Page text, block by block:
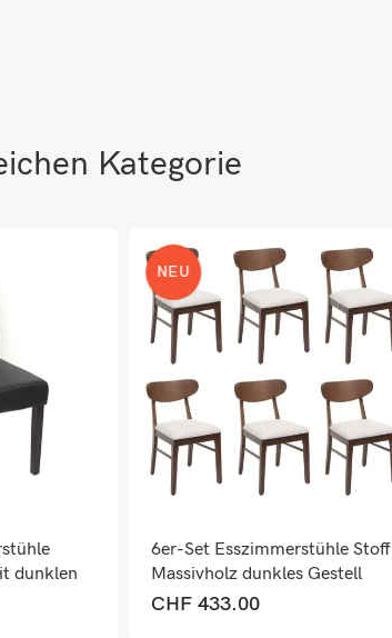
Kategorie
dunklen
NEU
6er-Set Esszimmerstühle Stoff
Massivholz dunkles Gestell
creme
CHF433.00